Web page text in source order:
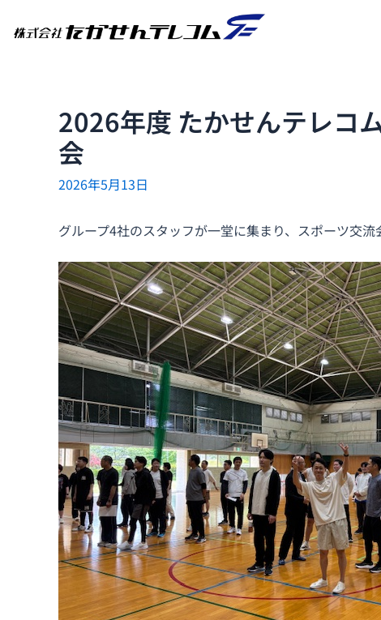
2026年度 たかせんテレ
会
2026年5月13日
グループ4社のスタッフが一堂に集まり、スポーツ交流
navigation